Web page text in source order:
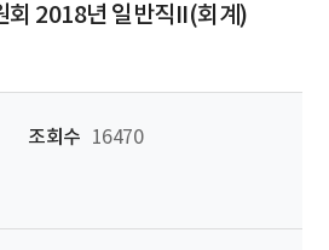
회 2018년 일반직II(회계)
조회수
16470